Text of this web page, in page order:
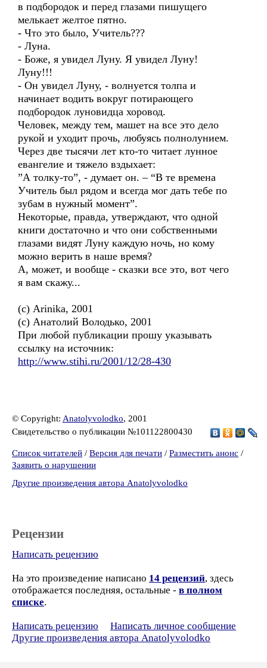
в подбородок и перед глазами пишущего
мелькает желтое пятно.
- Что это было, Учитель???
- Луна.
- Боже, я увидел Луну. Я увидел Луну!
Луну!!!
- Он увидел Луну, - волнуется толпа и
начинает водить вокруг потирающего
подбородок луновидца хоровод.
Человек, между тем, машет на все это дело
рукой и уходит прочь, любуясь полнолунием.
Через две тысячи лет кто-то читает лунное
евангелие и тяжело вздыхает:
”А толку-то”, - думает он. – “В те времена
Учитель был рядом и всегда мог дать тебе по
зубам в нужный момент”.
Некоторые, правда, утверждают, что одной
книги достаточно и что они собственными
глазами видят Луну каждую ночь, но кому
можно верить в наше время?
А, может, и вообще - сказки все это, вот чего
я вам скажу...
(c) Arinika, 2001
(c) Анатолий Володько, 2001
При любой публикации прошу указывать
ссылку на источник:
http://www.stihi.ru/2001/12/28-430
© Copyright: Anatolyvolodko, 2001
Свидетельство о публикации №101122800430
Список читателей / Версия для печати / Разместить анонс /
Заявить о нарушении
Другие произведения автора Anatolyvolodko
Рецензии
Написать рецензию
На это произведение написано 14 рецензий, здесь
отображается последняя, остальные - в полном
списке.
Написать рецензию
Написать личное сообщение
Другие произведения автора Anatolyvolodko